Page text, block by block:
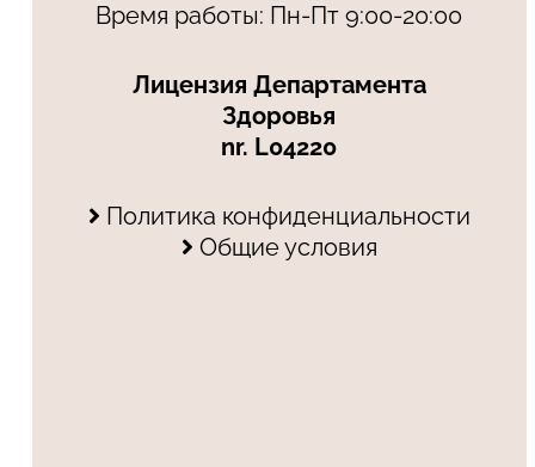
Время работы: Пн-Пт 9:00-20:00
Лицензия Департамента
Здоровья
nr. L04220
Политика конфиденциальности
Общие условия